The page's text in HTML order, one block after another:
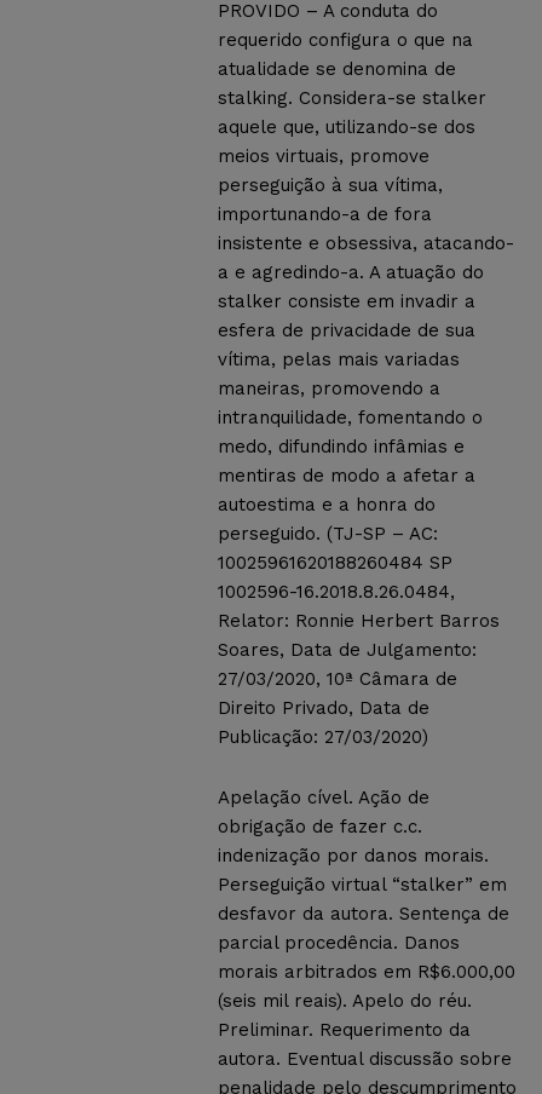
PROVIDO – A conduta do
requerido configura o que na
atualidade se denomina de
stalking. Considera-se stalker
aquele que, utilizando-se dos
meios virtuais, promove
perseguição à sua vítima,
importunando-a de fora
insistente e obsessiva, atacando-
a e agredindo-a. A atuação do
stalker consiste em invadir a
esfera de privacidade de sua
vítima, pelas mais variadas
maneiras, promovendo a
intranquilidade, fomentando o
medo, difundindo infâmias e
mentiras de modo a afetar a
autoestima e a honra do
perseguido. (TJ-SP – AC:
10025961620188260484 SP
1002596-16.2018.8.26.0484,
Relator: Ronnie Herbert Barros
Soares, Data de Julgamento:
27/03/2020, 10ª Câmara de
Direito Privado, Data de
Publicação: 27/03/2020)
Apelação cível. Ação de
obrigação de fazer c.c.
indenização por danos morais.
Perseguição virtual “stalker” em
desfavor da autora. Sentença de
parcial procedência. Danos
morais arbitrados em R$6.000,00
(seis mil reais). Apelo do réu.
Preliminar. Requerimento da
autora. Eventual discussão sobre
penalidade pelo descumprimento